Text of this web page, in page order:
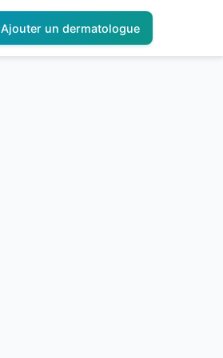
Ajouter un dermatologue